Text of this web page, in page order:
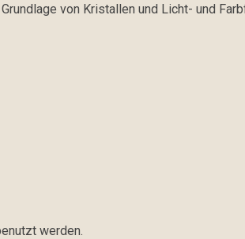
von Kristallen und Licht- und
werden.